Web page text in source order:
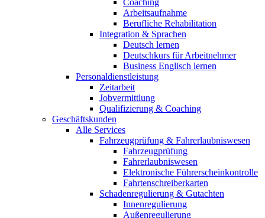
Arbeitsaufnahme
Berufliche Rehabilitation
Integration & Sprachen
Deutsch lernen
Deutschkurs für Arbeitnehmer
Business Englisch lernen
Personaldienstleistung
Zeitarbeit
Jobvermittlung
Qualifizierung & Coaching
Geschäftskunden
Alle Services
Fahrzeugprüfung & Fahrerlaubniswesen
Fahrzeugprüfung
Fahrerlaubniswesen
Elektronische Führerscheinkontrolle
Fahrtenschreiberkarten
Schadenregulierung & Gutachten
Innenregulierung
Außenregulierung